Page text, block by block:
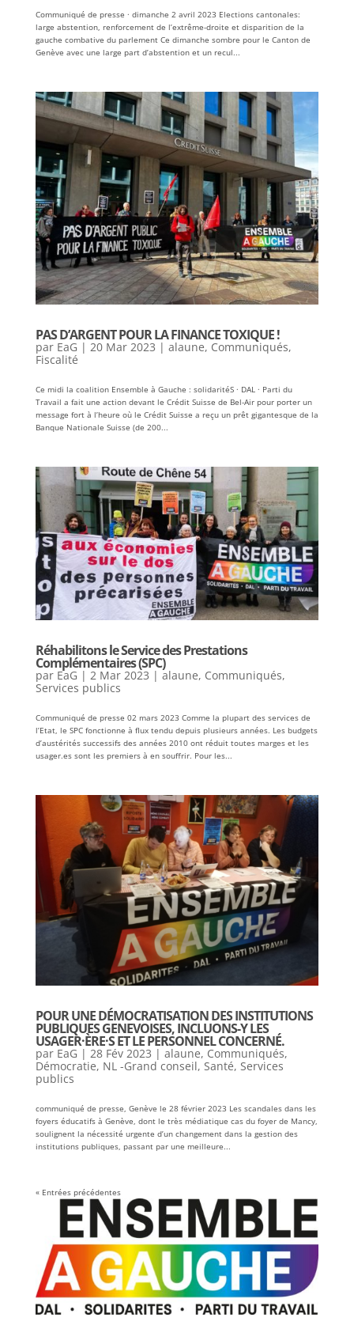
Communiqué de presse · dimanche 2 avril 2023 Elections cantonales:
large abstention, renforcement de l’extrême-droite et disparition de la
gauche combative du parlement Ce dimanche sombre pour le Canton de
Genève avec une large part d’abstention et un recul...
PAS D’ARGENT POUR LA FINANCE TOXIQUE !
par EaG | 20 Mar 2023 | alaune, Communiqués,
Fiscalité
Ce midi la coalition Ensemble à Gauche : solidaritéS · DAL · Parti du
Travail a fait une action devant le Crédit Suisse de Bel-Air pour porter un
message fort à l’heure où le Crédit Suisse a reçu un prêt gigantesque de la
Banque Nationale Suisse (de 200...
Réhabilitons le Service des Prestations
Complémentaires (SPC)
par EaG | 2 Mar 2023 | alaune, Communiqués,
Services publics
Communiqué de presse 02 mars 2023 Comme la plupart des services de
l’Etat, le SPC fonctionne à flux tendu depuis plusieurs années. Les budgets
d’austérités successifs des années 2010 ont réduit toutes marges et les
usager.es sont les premiers à en souffrir. Pour les...
POUR UNE DÉMOCRATISATION DES INSTITUTIONS
PUBLIQUES GENEVOISES, INCLUONS-Y LES
USAGER·ÈRE·S ET LE PERSONNEL CONCERNÉ.
par EaG | 28 Fév 2023 | alaune, Communiqués,
Démocratie, NL -Grand conseil, Santé, Services
publics
communiqué de presse, Genève le 28 février 2023 Les scandales dans les
foyers éducatifs à Genève, dont le très médiatique cas du foyer de Mancy,
soulignent la nécessité urgente d’un changement dans la gestion des
institutions publiques, passant par une meilleure...
« Entrées précédentes